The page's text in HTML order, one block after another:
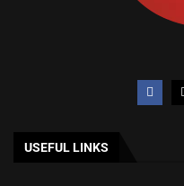
USEFUL LINKS